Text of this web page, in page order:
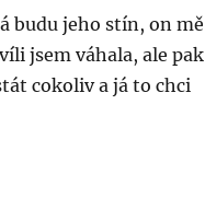
budu jeho stín, on mě
jsem váhala, ale pak
cokoliv a já to chci